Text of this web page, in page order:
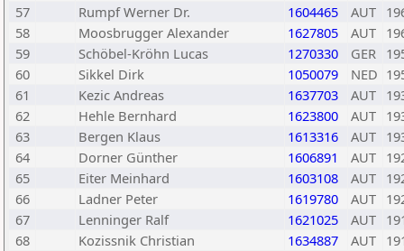
57
Rumpf Werner Dr. 1604465 AUT
58
Moosbrugger Alexander 1627805 AUT
59
Schöbel-Kröhn Lucas 1270330 GER
60
Sikkel Dirk 1050079 NED
61
Kezic Andreas 1637703 AUT
62
Hehle Bernhard 1623800 AUT
63
Bergen Klaus 1613316 AUT
64
Dorner Günther 1606891 AUT
65
Eiter Meinhard 1603108 AUT
66
Ladner Peter 1619780 AUT
67
Lenninger Ralf 1621025 AUT
68
Kozissnik Christian 1634887 AUT